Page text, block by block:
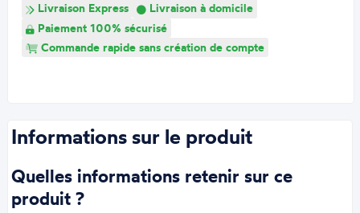
Livraison Express
Livraison à domicile
Paiement 100% sécurisé
Commande rapide sans création de compte
Informations sur le produit
Quelles informations retenir sur ce
produit ?